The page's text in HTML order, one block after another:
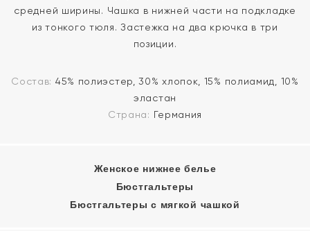
средней ширины. Чашка в нижней части на подкладке
из тонкого тюля. Застежка на два крючка в три
позиции.
Состав: 45% полиэстер, 30% хлопок, 15% полиамид, 10%
эластан
Страна: Германия
Женское нижнее белье
Бюстгальтеры
Бюстгальтеры с мягкой чашкой